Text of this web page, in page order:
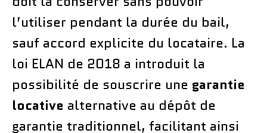
l’utiliser pendant la durée du bail,
sauf accord explicite du locataire. La
loi ELAN de 2018 a introduit la
possibilité de souscrire une garantie
locative alternative au dépôt de
garantie traditionnel, facilitant ainsi